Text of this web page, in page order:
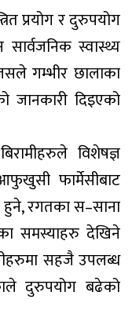
प्रयोग र दुरुपयोग
स्वास्थ्य
गम्भीर छालाका
जानकारी दिइएको
विशेषज्ञ
फार्मेसीबाट
हुने, रगतका स–साना
समस्याहरु देखिने
सहजै उपलब्ध
दुरुपयोग बढेको